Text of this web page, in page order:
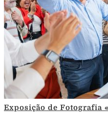
Exposição de Fotografia